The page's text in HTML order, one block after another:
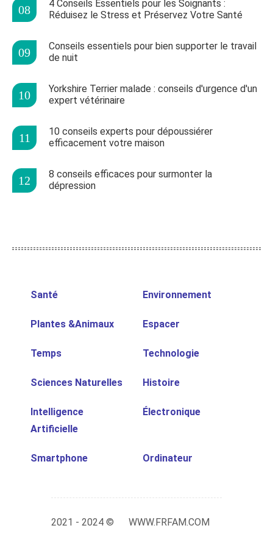
4 Conseils Essentiels pour les Soignants :
Réduisez le Stress et Préservez Votre Santé
Conseils essentiels pour bien supporter le travail
de nuit
Yorkshire Terrier malade : conseils d'urgence d'un
expert vétérinaire
10 conseils experts pour dépoussiérer
efficacement votre maison
8 conseils efficaces pour surmonter la
dépression
Santé Environnement
Plantes &Animaux Espacer
Temps Technologie
Sciences Naturelles Histoire
Intelligence
Artificielle
Électronique
Smartphone Ordinateur
2021 - 2024 © WWW.FRFAM.COM